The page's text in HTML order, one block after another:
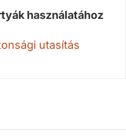
használatához
utasítás